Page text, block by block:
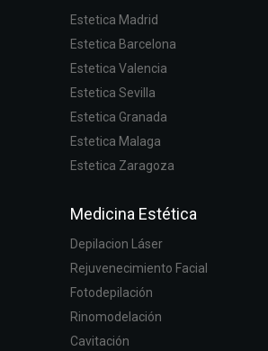
Estetica Madrid
Estetica Barcelona
Estetica Valencia
Estetica Sevilla
Estetica Granada
Estetica Malaga
Estetica Zaragoza
Medicina Estética
Depilacion Láser
Rejuvenecimiento Facial
Fotodepilación
Rinomodelación
Cavitación